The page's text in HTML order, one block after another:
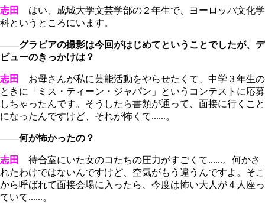
志田
はい、成城大学文芸学部の２年生で、ヨーロッパ文化学
科というところにいます。
――グラビアの撮影は今回がはじめてということでしたが、デ
ビューのきっかけは？
志田
お母さんが私に芸能活動をやらせたくて、中学３年生の
ときに「ミス・ティーン・ジャパン」というコンテストに応募
しちゃったんです。そうしたら書類が通って、面接に行くこと
になったんですけど、それが怖くて......。
――何が怖かったの？
志田
待合室にいた女のコたちの圧力がすごくて......。何かさ
れたわけではないんですけど、空気がもう違うんですよ。そこ
から呼ばれて面接会場に入ったら、今度は怖い大人が４人座っ
ていて......。